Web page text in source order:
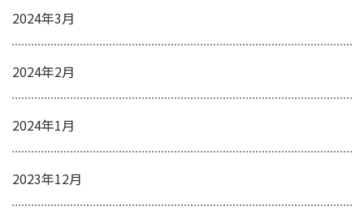
2024年3月
2024年2月
2024年1月
2023年12月